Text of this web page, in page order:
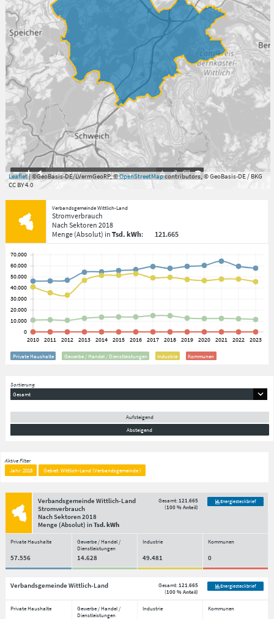
7.059°,49.813° 3km
Leaflet| ©GeoBasis-DE/LVermGeoRP, ©OpenStreetMapcontributors, © GeoBasis-DE / BKG
CC BY 4.0
Verbandsgemeinde Wittlich-Land
Stromverbrauch
Nach Sektoren 2018
Menge(Absolut) in Tsd. kWh: 121.665
Private Haushalte Gewerbe / Handel / Dienstleistungen Industrie Kommunen
Sortierung
Gesamt
Aufsteigend
Absteigend
Aktive Filter
Jahr: 2018
Gebiet: Wittlich-Land (Verbandsgemeinde )
Verbandsgemeinde Wittlich-Land
Stromverbrauch
Nach Sektoren2018
Menge(Absolut) inTsd. kWh
Gesamt: 121.665
(100 % Anteil)
Energiesteckbrief
Private Haushalte
Gewerbe / Handel /
Dienstleistungen
Industrie Kommunen
57.556 14.628 49.481 0
Verbandsgemeinde Wittlich-Land Gesamt: 121.665
(100 % Anteil)
Energiesteckbrief
Private Haushalte
Gewerbe / Handel /
Dienstleistungen
Industrie Kommunen